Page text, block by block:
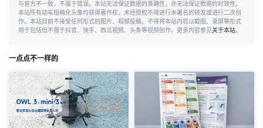
与官方不一致，不属于错误。本站无法保证数据的准确性，亦无法保证数据的时效性。
本站所有动车组萌化头像均获得著作权，未经授权不得进行未署名的转发或进行二次创
作。本站目前不接受任何形式的图片、视频投稿。不得将本站内容以截图、录屏等形式
用于包括但不限于抖音、快手、西瓜视频、头条等视频创作。更多内容参见关于本站。
一点点不一样的